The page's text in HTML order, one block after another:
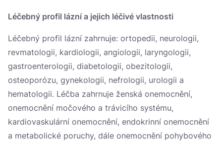
Léčebný profil lázní a jejich léčivé vlastnosti
Léčebný profil lázní zahrnuje: ortopedii, neurologii,
revmatologii, kardiologii, angiologii, laryngologii,
gastroenterologii, diabetologii, obezitologii,
osteoporózu, gynekologii, nefrologii, urologii a
hematologii. Léčba zahrnuje ženská onemocnění,
onemocnění močového a trávicího systému,
kardiovaskulární onemocnění, endokrinní onemocnění
a metabolické poruchy, dále onemocnění pohybového